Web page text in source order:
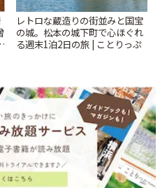
レトロな蔵造りの街並みと国宝
の城。松本の城下町で心ほぐれ
る週末1泊2日の旅 | ことりっぷ